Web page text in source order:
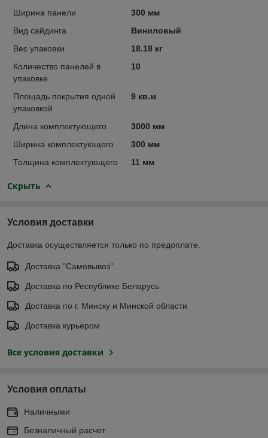
Ширина панели
300 мм
Вид сайдинга
Виниловый
Вес упаковки
18.18 кг
Количество панелей в
упаковке
10
Площадь покрытия одной
упаковкой
9 кв.м
Длина комплектующего
3000 мм
Ширина комплектующего
300 мм
Толщина комплектующего
11 мм
Скрыть
Условия доставки
Доставка осуществляется только по предоплате.
Доставка "Самовывоз"
Доставка по Республике Беларусь
Доставка по г. Минску и Минской области
Доставка курьером
Все условия доставки
Условия оплаты
Наличными
Безналичный расчет